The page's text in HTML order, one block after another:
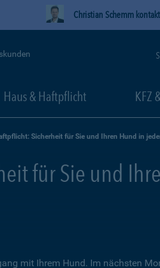
Christian Schemm
Haus & Haftpflicht KFZ
Sicherheit für Sie und Ihren Hund in
für Sie und
mit Ihrem Hund. Im nächsten